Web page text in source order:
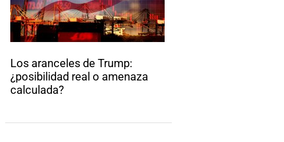
Los aranceles de Trump:
¿posibilidad real o amenaza
calculada?